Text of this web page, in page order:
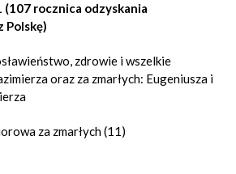
rocznica odzyskania
Polskę)
zdrowie i wszelkie
oraz za zmarłych: Eugeniusza i
za zmarłych (11)